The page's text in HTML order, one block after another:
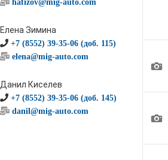
hafizov@mig-auto.com
Елена Зимина
+7 (8552) 39-35-06 (доб. 115)
elena@mig-auto.com
Данил Киселев
+7 (8552) 39-35-06 (доб. 145)
danil@mig-auto.com
1
1